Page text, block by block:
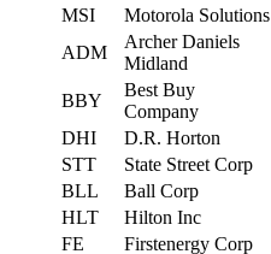
MSI
Motorola Solutions
ADM
Archer Daniels
Midland
BBY
Best Buy
Company
DHI
D.R. Horton
STT
State Street Corp
BLL
Ball Corp
HLT
Hilton Inc
FE
Firstenergy Corp